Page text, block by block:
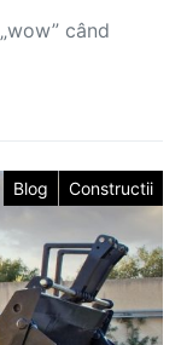
când
Blog Constructii